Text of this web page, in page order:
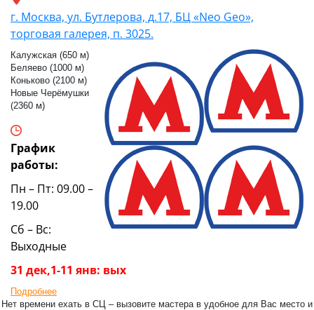
г. Москва, ул. Бутлерова, д.17, БЦ «Neo Geo»,
торговая галерея, п. 3025.
Калужская (650 м)
Беляево (1000 м)
Коньково (2100 м)
Новые Черёмушки
(2360 м)
График
работы:
Пн – Пт: 09.00 –
19.00
Сб – Вс:
Выходные
31 дек,1-11 янв: вых
Подробнее
Нет времени ехать в СЦ – вызовите мастера в удобное для Вас место и